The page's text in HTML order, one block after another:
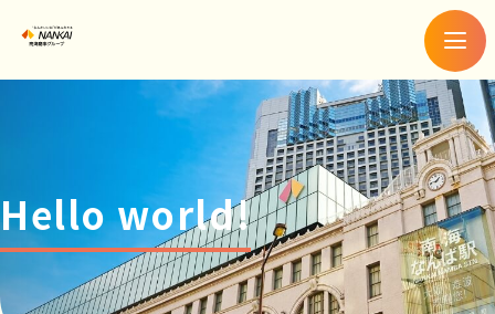
メ
ニ
ュ
ー
Hello world!